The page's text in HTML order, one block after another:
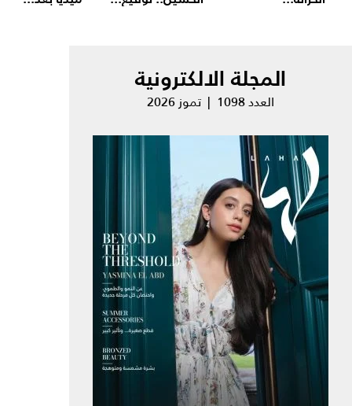
المجلة الالكترونية
العدد 1098 | تموز 2026